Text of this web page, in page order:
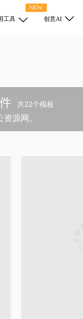
NEW
工具
创意AI
共22个模板
源网。